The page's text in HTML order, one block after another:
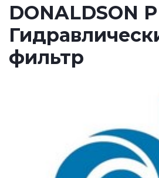
DONALDSON
фильтр